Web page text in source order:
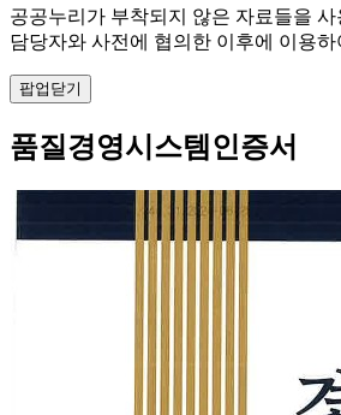
공공누리가 부착되지 않은 자료들을
담당자와 사전에 협의한 이후에 이용
팝업닫기
품질경영시스템인증서